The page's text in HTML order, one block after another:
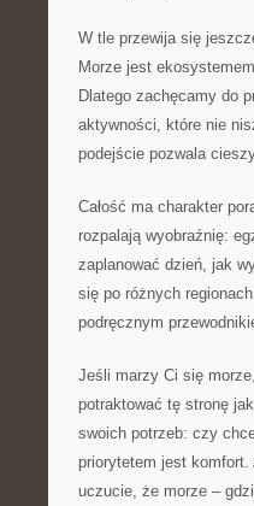
W tle przewija się
Morze jest
Dlatego zachęcamy do
aktywności, które nie
podejście pozwala
Całość ma charakter
rozpalają wyobraźnię:
zaplanować dzień, jak
się po różnych
podręcznym
Jeśli marzy Ci się
potraktować tę stronę
swoich potrzeb: czy
priorytetem jest
uczucie, że morze –